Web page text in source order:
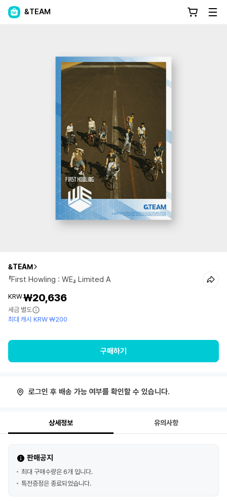
&TEAM
&TEAM
『First Howling : WE』 Limited A
KRW₩20,636
세금 별도
최대 캐시 KRW ₩200
구매하기
로그인 후 배송 가능 여부를 확인할 수 있습니다.
상세정보 유의사항
판매공지
최대 구매수량은 6개 입니다.
특전증정은 종료되었습니다.